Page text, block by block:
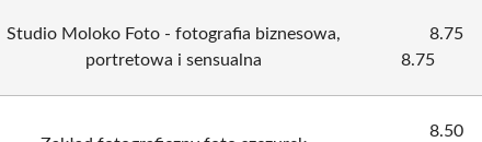
Studio Moloko Foto - fotografia biznesowa,
portretowa i sensualna
8.75
8.75
8.50